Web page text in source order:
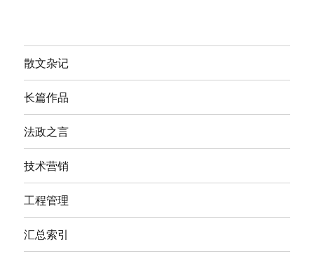
散文杂记
长篇作品
法政之言
技术营销
工程管理
汇总索引